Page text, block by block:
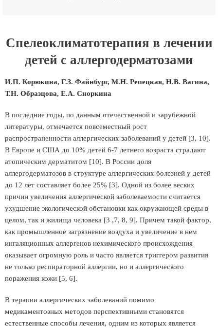
Спелеоклиматотерапия в лечении
детей с аллергодерматозами
И.П. Корюкина, Г.З. Файнбург, М.Н. Репецкая, Н.В. Вагина,
Т.Н. Образцова, Е.А. Сноркина
В последние годы, по данным отечественной и зарубежной
литературы, отмечается повсеместный рост
распространенности аллергических заболеваний у детей [3, 10].
В Европе и США до 10% детей 6-7 летнего возраста страдают
атопическим дерматитом [10]. В России доля
аллергодерматозов в структуре аллергических болезней у детей
до 12 лет составляет более 25% [3]. Одной из более веских
причин увеличения аллергической заболеваемости считается
ухудшение экологической обстановки как окружающей среды в
целом, так и жилища человека [3 ,7, 8, 9]. Причем такой фактор,
как промышленное загрязнение воздуха и увеличение в нем
ингаляционных аллергенов нехимического происхождения
оказывает огромную роль и часто является триггером развития
не только респираторной аллергии, но и аллергического
поражения кожи [5, 6].
В терапии аллергических заболеваний помимо
медикаментозных методов перспективными становятся
естественные способы лечения, одним из которых является